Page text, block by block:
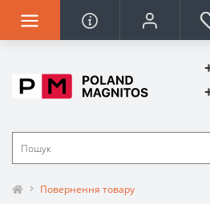
Повернення товару